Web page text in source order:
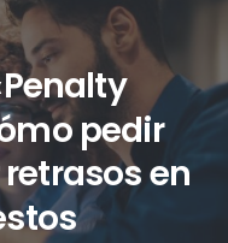
pedir
retrasosen